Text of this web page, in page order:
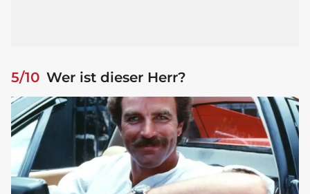
5/10 Wer ist dieser Herr?